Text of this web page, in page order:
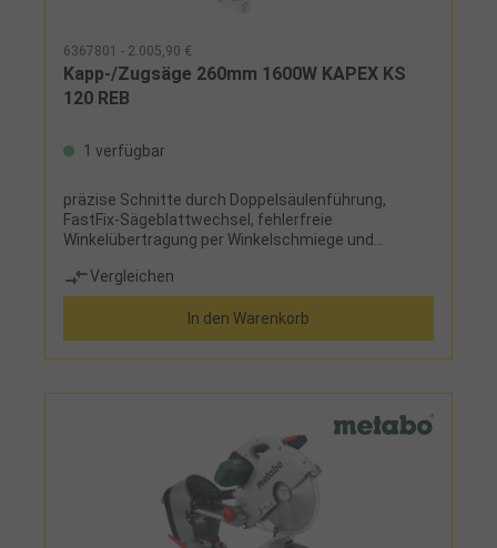
6367801 - 2.005,90 €
Kapp-/Zugsäge 260mm 1600W KAPEX KS
120 REB
1 verfügbar
präzise Schnitte durch Doppelsäulenführung,
FastFix-Sägeblattwechsel, fehlerfreie
Winkelübertragung per Winkelschmiege und
für millimetergenaue Einstellung des
Sägeblattwinkels, Neigungswinkel bis 47°,
Gehrungswinkel bis 50°/60°, ausziehbare
Tischverbreiterung, Saugstutzen 27/36
mmLieferumfang:HW-Universal-Sägeblatt W 60,
Bedienungswerkzeug
Vergleichen
In den Warenkorb